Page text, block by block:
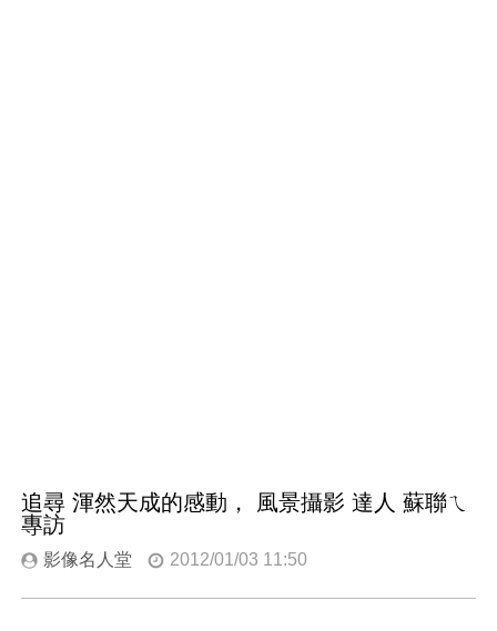
追尋 渾然天成的感動， 風景攝影 達人 蘇聯ㄟ
專訪
影像名人堂 2012/01/03 11:50